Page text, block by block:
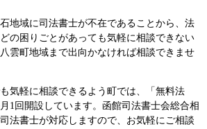
地域に司法書士が不在であることから、法
の困りごとがあっても気軽に相談できない
雲町地域まで出向かなければ相談できませ
気軽に相談できるよう町では、「無料法
1回開設しています。函館司法書士会総合相
法書士が対応しますので、お気軽にご相談